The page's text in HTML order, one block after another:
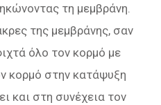
τη μεμβράνη.
της μεμβράνης, σαν
όλο τον κορμό με
κορμό στην κατάψυξη
και στη συνέχεια τον